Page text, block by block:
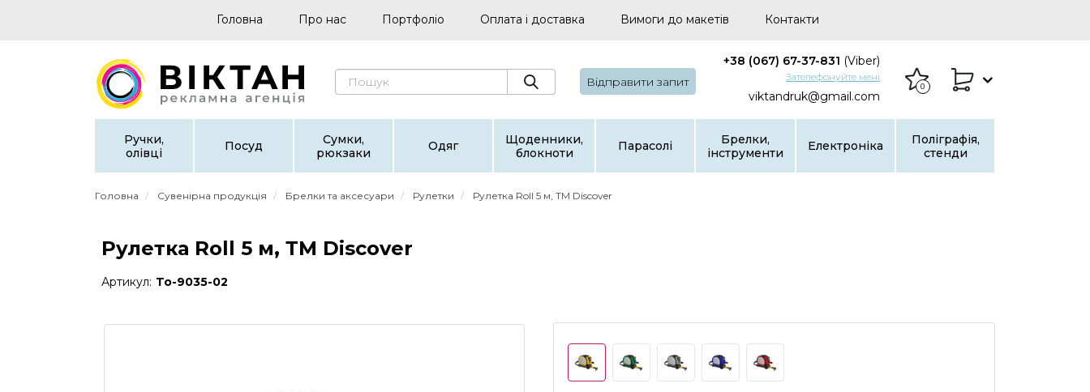
Головна Про нас Портфоліо Оплата і доставка Вимоги до макетів Контакти
Відправити запит
+38 (067) 67-37-831 (Viber)
Зателефонуйте мені
viktandruk@gmail.com
0
Ручки,
олівці
Посуд
Сумки,
рюкзаки
Одяг
Щоденники,
блокноти
Парасолі
Брелки,
інструменти
Електроніка
Поліграфія,
стенди
Головна Сувенірна продукція Брелки та аксесуари Рулетки Рулетка Roll 5 м, ТМ Discover
Рулетка Roll 5 м, ТМ Discover
Артикул: To-9035-02